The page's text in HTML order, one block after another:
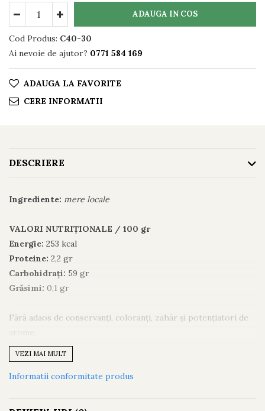
ADAUGA IN COS
Cod Produs: C40-30
Ai nevoie de ajutor? 0771 584 169
ADAUGA LA FAVORITE
CERE INFORMATII
DESCRIERE
Ingrediente: mere locale
VALORI NUTRIȚIONALE / 100 gr
Energie: 253 kcal
Proteine: 2,2 gr
Carbohidrați: 59 gr
Grăsimi: 0,1 gr
Fără adaos de conservanți, coloranți, zahăr și potențiatori de
Produsul conține doar zaharuri prezente în mod natural.
Pentru a menține prospețimea, păstrează merele deshidratate
într-un recipient cu închidere etanșă.
VEZI MAI MULT
Informatii conformitate produs